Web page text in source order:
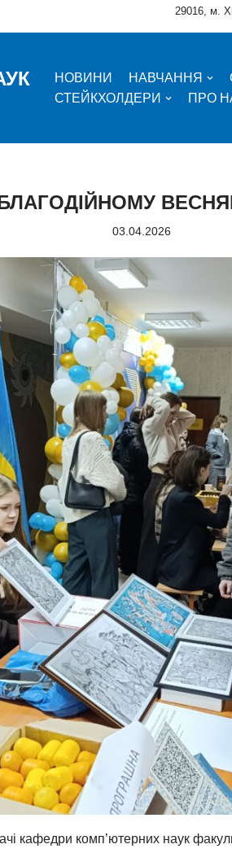
29016, м.
НОВИНИ НАВЧАННЯ
СТЕЙКХОЛДЕРИ
ПРО
03.04.2026
кафедри комп’ютерних наук